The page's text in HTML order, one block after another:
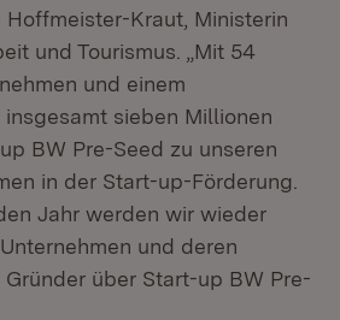
Kraut, Ministerin
und Tourismus. „Mit 54
und einem
sieben Millionen
BW Pre-Seed zu unseren
in der Start-up-Förderung.
Jahr werden wir wieder
und deren
über Start-up BW Pre-